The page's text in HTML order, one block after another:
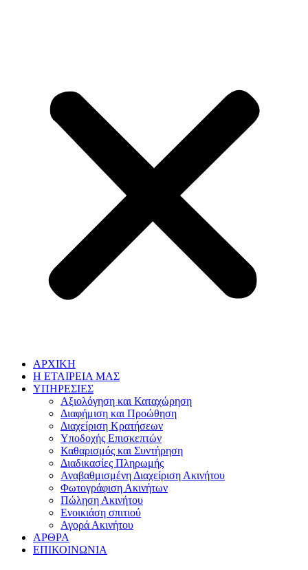
ΑΡΧΙΚΗ
Η ΕΤΑΙΡΕΙΑ ΜΑΣ
ΥΠΗΡΕΣΙΕΣ
Αξιολόγηση και Καταχώρηση
Διαφήμιση και Προώθηση
Διαχείριση Κρατήσεων
Υποδοχής Επισκεπτών
Καθαρισμός και Συντήρηση
Διαδικασίες Πληρωμής
Αναβαθμισμένη Διαχείριση Ακινήτου
Φωτογράφιση Ακινήτων
Πώληση Ακινήτου
Ενοικιάση σπιτιού
Αγορά Ακινήτου
ΑΡΘΡΑ
ΕΠΙΚΟΙΝΩΝΙΑ